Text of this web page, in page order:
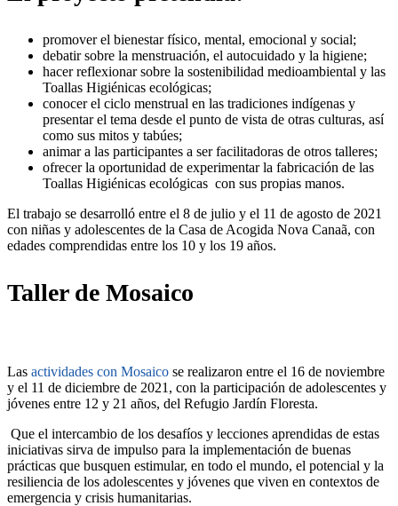
promover el bienestar físico, mental, emocional y social;
debatir sobre la menstruación, el autocuidado y la higiene;
hacer reflexionar sobre la sostenibilidad medioambiental y las
Toallas Higiénicas ecológicas;
conocer el ciclo menstrual en las tradiciones indígenas y
presentar el tema desde el punto de vista de otras culturas, así
como sus mitos y tabúes;
animar a las participantes a ser facilitadoras de otros talleres;
ofrecer la oportunidad de experimentar la fabricación de las
Toallas Higiénicas ecológicas con sus propias manos.
El trabajo se desarrolló entre el 8 de julio y el 11 de agosto de 2021
con niñas y adolescentes de la Casa de Acogida Nova Canaã, con
edades comprendidas entre los 10 y los 19 años.
Taller de Mosaico
Las actividades con Mosaico se realizaron entre el 16 de noviembre
y el 11 de diciembre de 2021, con la participación de adolescentes y
jóvenes entre 12 y 21 años, del Refugio Jardín Floresta.
Que el intercambio de los desafíos y lecciones aprendidas de estas
iniciativas sirva de impulso para la implementación de buenas
prácticas que busquen estimular, en todo el mundo, el potencial y la
resiliencia de los adolescentes y jóvenes que viven en contextos de
emergencia y crisis humanitarias.